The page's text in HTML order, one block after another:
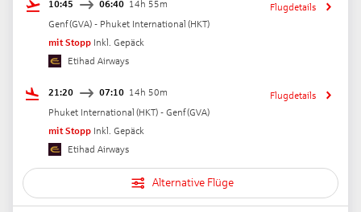
10:45 06:40 14h 55m
Genf(GVA) - Phuket International (HKT)
mit Stopp Inkl. Gepäck
Etihad Airways
Flugdetails
21:20 07:10 14h 50m
Phuket International (HKT) - Genf(GVA)
mit Stopp Inkl. Gepäck
Etihad Airways
Flugdetails
Alternative Flüge